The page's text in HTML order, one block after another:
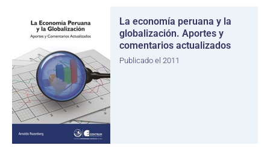
La economía peruana y la
globalización. Aportes y
comentarios actualizados
Publicado el 2011